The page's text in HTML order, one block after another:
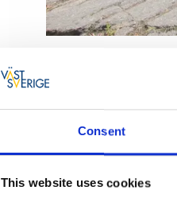
Consent
This website uses cookies